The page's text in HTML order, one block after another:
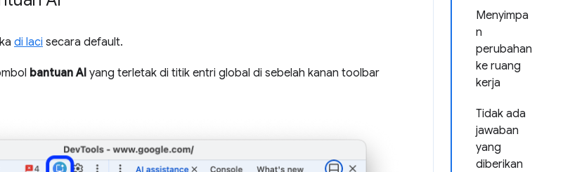
Menyimpa
n
perubahan
ke ruang
kerja
Tidak ada
jawaban
yang
diberikan
di laci secara default.
bantuan AI yang terletak di titik entri global di sebelah kanan toolbar